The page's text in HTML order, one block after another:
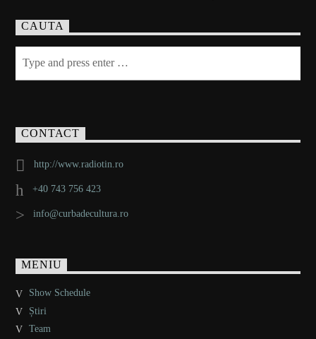
CAUTA
CONTACT
http://www.radiotin.ro
+40 743 756 423
info@curbadecultura.ro
MENIU
Show Schedule
Știri
Team